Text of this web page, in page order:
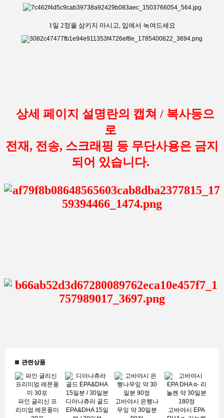
1일 2정을 삼키지 마시고, 입에서 녹여드세요
상세 페이지 설명란의 캡쳐 / 복사등으
로
전재, 전송, 스크래핑 등 무단사용은 금지
되어 있습니다.
관련상품
파인 글리신 프
리미엄 레몬풍미
디아나츄라 골드
EPA&DHA 15일
고바야시 은행나
무잎 약 30일분
고바야시 EPA